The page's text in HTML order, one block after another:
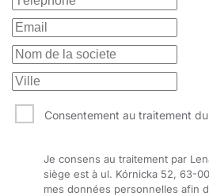
Consentement au traitement
Je consens au traitement par
siège est à ul. Kórnicka 52, 63-
mes données personnelles afin